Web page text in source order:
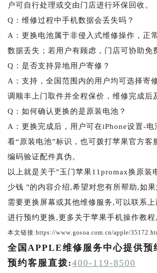
户可自行处理或交由门店进行环保回收。
Q：维修过程中手机数据会丢失吗？
A：更换电池属于非侵入式维修操作，正
数据丢失；若用户有顾虑，门店可协助免
Q：是否支持异地用户寄修？
A：支持，全国范围内的用户均可选择寄
调顺丰上门取件并全程保价，维修完成后
Q：如何确认更换的是原装电池？
A：更换完成后，用户可在iPhone设置-电
看“原装电池”标识，也可拨打苹果官方客
编码验证配件真伪。
以上就是关于"玉门苹果11promax换原装
少钱 "的内容介绍,希望对您有所帮助,如
需要更换屏幕或其他维修服务,可以联系
进行预约更换,更多关于苹果手机操作教
本文链接:https://www.gosoa.com.cn/apple/
全国APPLE维修服务中心提供预
预约客服直拨:400-119-8500